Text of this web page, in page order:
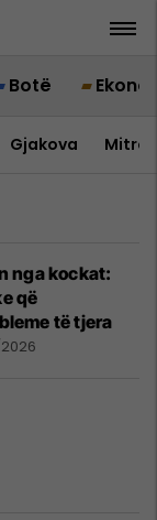
Botë
Gjakova
nga kockat:
që
të tjera